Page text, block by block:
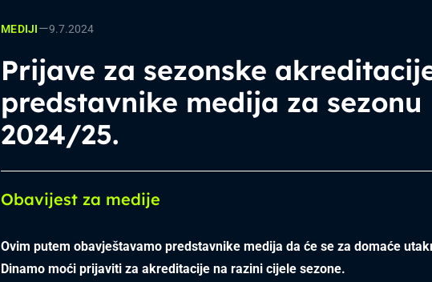
MEDIJI—9.7.2024
Prijave za sezonske
predstavnike medija za sezonu
2024/25.
Obavijest za medije
Ovim putem obavještavamo predstavnike medija da će se za domaće
Dinamo moći prijaviti za akreditacije na razini cijele sezone.